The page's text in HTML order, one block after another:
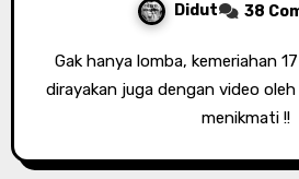
Didut 38
Gak hanya lomba, kemeriahan 17 Agustus tahun ini
dirayakan juga dengan video oleh
menikmati !!